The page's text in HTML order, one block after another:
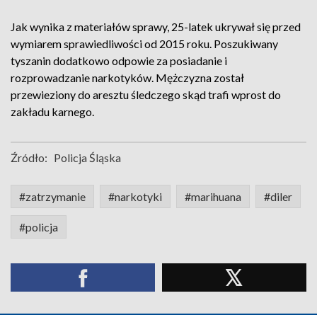
Jak wynika z materiałów sprawy, 25-latek ukrywał się przed
wymiarem sprawiedliwości od 2015 roku. Poszukiwany
tyszanin dodatkowo odpowie za posiadanie i
rozprowadzanie narkotyków. Mężczyzna został
przewieziony do aresztu śledczego skąd trafi wprost do
zakładu karnego.
Źródło: Policja Śląska
#zatrzymanie #narkotyki #marihuana #diler
#policja